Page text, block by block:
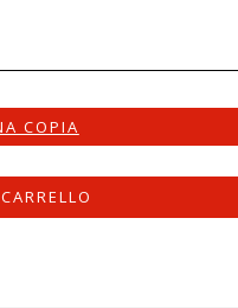
COPIA